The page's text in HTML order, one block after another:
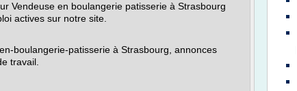
Vendeuse en boulangerie patisserie à Strasbourg
actives sur notre site.
boulangerie-patisserie à Strasbourg, annonces
travail.